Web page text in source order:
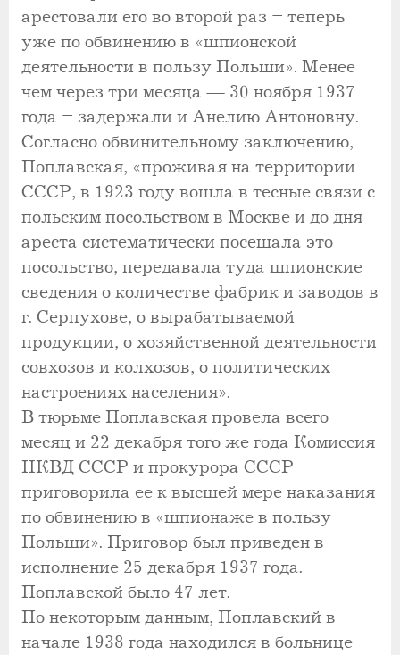
арестовали его во второй раз – теперь
уже по обвинению в «шпионской
деятельности в пользу Польши». Менее
чем через три месяца — 30 ноября 1937
года – задержали и Анелию Антоновну.
Согласно обвинительному заключению,
Поплавская, «проживая на территории
СССР, в 1923 году вошла в тесные связи с
польским посольством в Москве и до дня
ареста систематически посещала это
посольство, передавала туда шпионские
сведения о количестве фабрик и заводов в
г. Серпухове, о вырабатываемой
продукции, о хозяйственной деятельности
совхозов и колхозов, о политических
настроениях населения».
В тюрьме Поплавская провела всего
месяц и 22 декабря того же года Комиссия
НКВД СССР и прокурора СССР
приговорила ее к высшей мере наказания
по обвинению в «шпионаже в пользу
Польши». Приговор был приведен в
исполнение 25 декабря 1937 года.
Поплавской было 47 лет.
По некоторым данным, Поплавский в
начале 1938 года находился в больнице